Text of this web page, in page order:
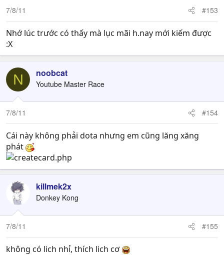
7/8/11 #153
Nhớ lúc trước có thấy mà lục mãi h.nay mới kiếm được
:X
N noobcat
Youtube Master Race
7/8/11 #154
Cái này không phải dota nhưng em cũng lăng xăng
phát
killmek2x
Donkey Kong
7/8/11 #155
không có lich nhỉ, thích lich cơ